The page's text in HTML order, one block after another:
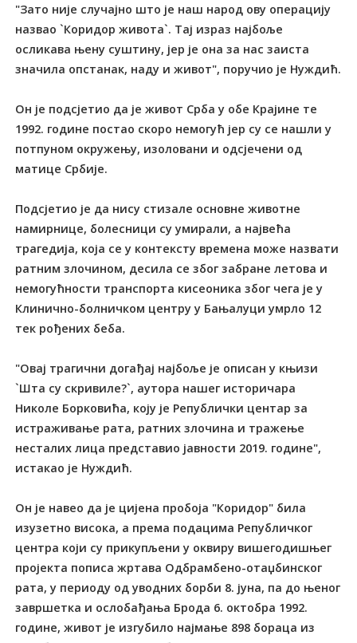
"Зато није случајно што је наш народ ову операцију
назвао `Коридор живота`. Тај израз најбоље
осликава њену суштину, јер је она за нас заиста
значила опстанак, наду и живот", поручио је Нуждић.
Он је подсјетио да је живот Срба у обе Крајине те
1992. године постао скоро немогућ јер су се нашли у
потпуном окружењу, изоловани и одсјечени од
матице Србије.
Подсјетио је да нису стизале основне животне
намирнице, болесници су умирали, а највећа
трагедија, која се у контексту времена може назвати
ратним злочином, десила се због забране летова и
немогућности транспорта кисеоника због чега је у
Клинично-болничком центру у Бањалуци умрло 12
тек рођених беба.
"Овај трагични догађај најбоље је описан у књизи
`Шта су скривиле?`, аутора нашег историчара
Николе Борковића, коју је Републички центар за
истраживање рата, ратних злочина и тражење
несталих лица представио јавности 2019. године",
истакао је Нуждић.
Он је навео да је цијена пробоја "Коридор" била
изузетно висока, а према подацима Републичког
центра који су прикупљени у оквиру вишегодишњег
пројекта пописа жртава Одбрамбено-отаџбинског
рата, у периоду од уводних борби 8. јуна, па до њеног
завршетка и ослобађања Брода 6. октобра 1992.
године, живот је изгубило најмање 898 бораца из